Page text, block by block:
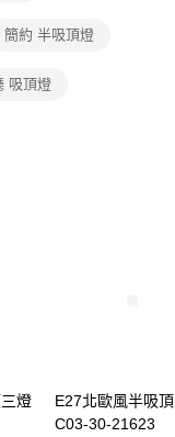
需要取消訂單，請聯絡
顯示為準，若有關於
享後付」服務完成之交
發現惡意使用之情形，
並採取法律行動。
簡約 半吸頂燈
吸頂燈
燈
E27北歐風半吸
C03-30-21623